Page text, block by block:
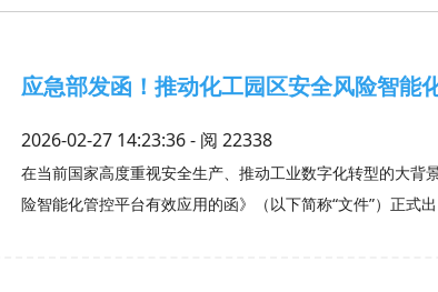
应急部发函！推动化工园区安全风险智能
2026-02-27 14:23:36 - 阅22338
在当前国家高度重视安全生产、推动工业数字化转型的大
险智能化管控平台有效应用的函》（以下简称“文件”）正式出